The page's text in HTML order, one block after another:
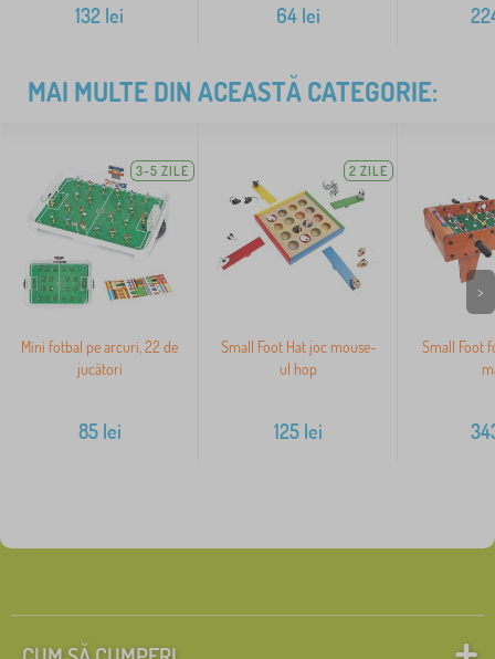
132 lei 64 lei
MAI MULTE DIN ACEASTĂ CATEGORIE:
3-5 ZILE
Mini fotbal pe arcuri, 22 de
jucători
85lei
2 ZILE
Small Foot Hat joc mouse-
ul hop
125 lei
Small Foot
>